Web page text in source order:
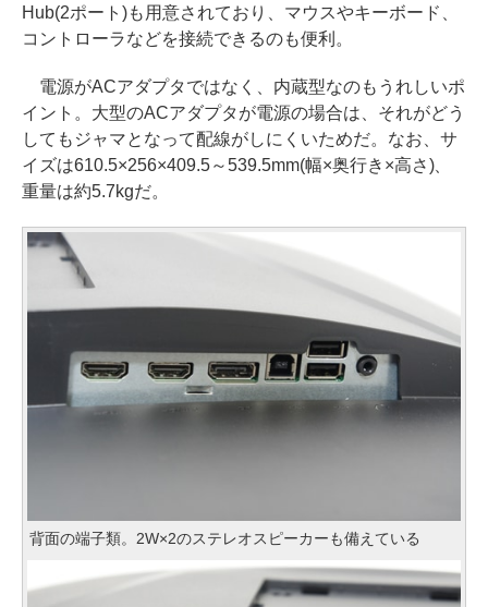
Hub(2ポート)も用意されており、マウスやキーボード、
コントローラなどを接続できるのも便利。
電源がACアダプタではなく、内蔵型なのもうれしいポ
イント。大型のACアダプタが電源の場合は、それがどう
してもジャマとなって配線がしにくいためだ。なお、サ
イズは610.5×256×409.5～539.5mm(幅×奥行き×高さ)、
重量は約5.7kgだ。
背面の端子類。2W×2のステレオスピーカーも備えている